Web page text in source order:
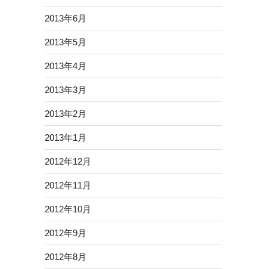
2013年6月
2013年5月
2013年4月
2013年3月
2013年2月
2013年1月
2012年12月
2012年11月
2012年10月
2012年9月
2012年8月